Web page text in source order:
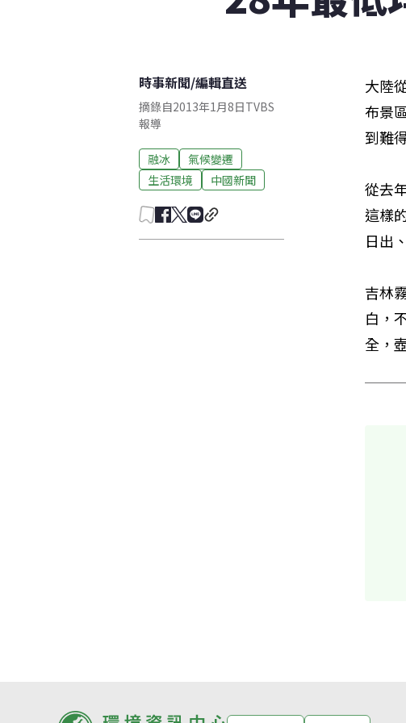
時事新聞/編輯直送
摘錄自2013年1月8日TVBS
報導
融冰
氣候變遷
生活環境
中國新聞
大陸
布景
到難
從去
這樣
日出
吉林
白，
全，